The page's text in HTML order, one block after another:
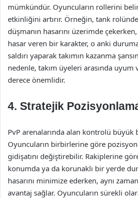
mümkündür. Oyuncuların rollerini
etkinliğini artırır. Örneğin, tank
düşmanın hasarını üzerimde
hasar veren bir karakter, o anki
saldırı yaparak takımın kazanma
nedenle, takım üyeleri arasında uyum
derece önemlidir.
4. Stratejik
PvP arenalarında alan kontrolü büyük
Oyuncuların birbirlerine göre pozisyon
gidişatını değiştirebilir. Rakiplerine
konumda ya da korunaklı bir yerde
hasarını minimize ederken, aynı
avantaj sağlar. Oyuncuların sürekli